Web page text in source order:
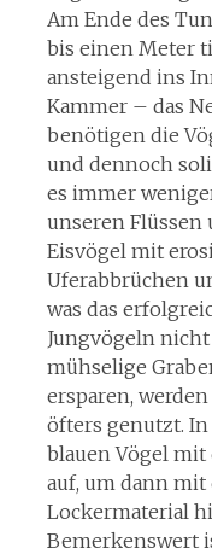
Am Ende des
bis einen Meter
ansteigend ins
Kammer – das
benötigen die
und dennoch
es immer
unseren Flüssen
Eisvögel mit
Uferabbrüchen
was das
Jungvögeln
mühselige
ersparen,
öfters genutzt.
blauen Vögel mit
auf, um dann mit
Lockermaterial
Bemerkenswert